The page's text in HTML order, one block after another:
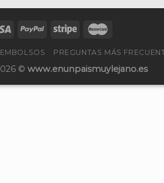
PREGUNTAS MÁS
© www.enunpaismuylejano.es